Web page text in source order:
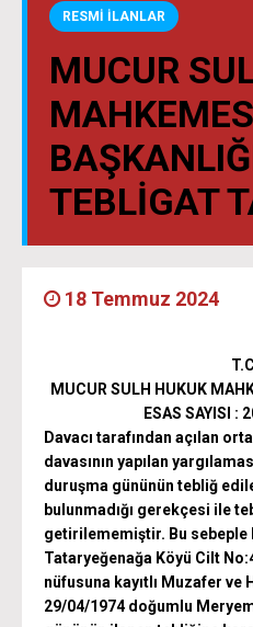
RESMİ İLANLAR
MUCUR
TEBLIGAT
18 Temmuz 2024
T.
MUCUR SULH HUKUK
ESAS SAYISI :
Davacı tarafından açılan
davasının yapılan
duruşma gününün tebliğ
bulunmadığı gerekçesi ile
getirilememiştir. Bu sebeple
Tataryeğenağa Köyü Cilt
nüfusuna kayıtlı Muzafer ve
29/04/1974 doğumlu